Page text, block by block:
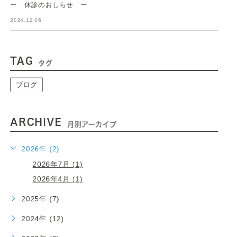
ー 休診のおしらせ ー
2024.12.06
TAG タグ
ブログ
ARCHIVE 月別アーカイブ
2026年 (2)
2026年7月 (1)
2026年4月 (1)
2025年 (7)
2024年 (12)